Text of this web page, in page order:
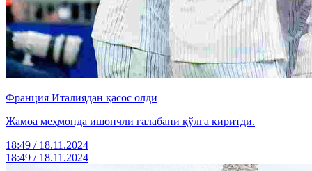
Франция Италиядан қасос олди
Жамоа меҳмонда ишончли ғалабани қўлга киритди.
18:49 / 18.11.2024
18:49 / 18.11.2024